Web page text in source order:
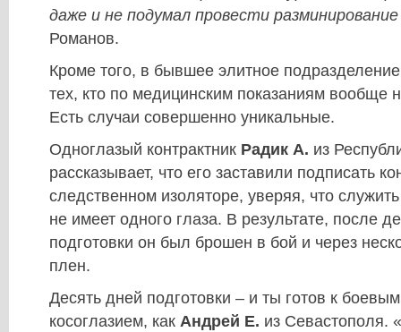
даже и не подумал провести
Романов.
Кроме того, в бывшее элитное
тех, кто по медицинским показаниям вообще
Есть случаи совершенно уникальные.
Одноглазый контрактник Радик А. из
рассказывает, что его заставили подписать
следственном изоляторе, уверяя, что служить
не имеет одного глаза. В результате, после
подготовки он был брошен в бой и через
плен.
Десять дней подготовки – и ты готов к
косоглазием, как Андрей Е. из Севастополя. «